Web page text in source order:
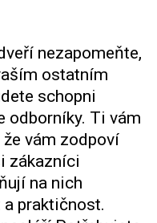
nezapomeňte,
ostatním
schopni
odborníky. Ti vám
vám zodpoví
zákazníci
na nich
praktičnost.